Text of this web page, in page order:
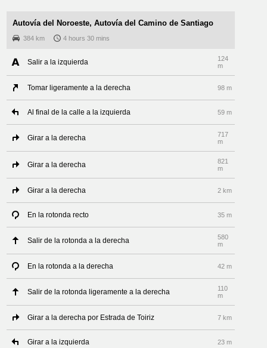
Autovía del Noroeste, Autovía del Camino de Santiago
384 km 4 hours 30 mins
Salir a la izquierda
124
m
Tomar ligeramente a la derecha 98 m
Al final de la calle a la izquierda 59 m
Girar a la derecha
717
m
Girar a la derecha
821
m
Girar a la derecha 2 km
En la rotonda recto 35 m
Salir de la rotonda a la derecha
580
m
En la rotonda a la derecha 42 m
Salir de la rotonda ligeramente a la derecha
110
m
Girar a la derecha por Estrada de Toiriz 7 km
Girar a la izquierda 23 m